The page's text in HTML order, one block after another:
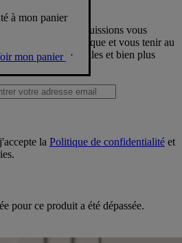
à mon panier
mon panier
pour que nous puissions vous
communauté Diptyque et vous tenir au
offres spéciales et bien plus
la Politique de confidentialité et
pour ce produit a été dépassée.